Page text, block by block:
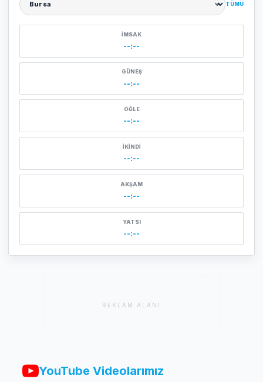
Şehir seçin
TÜMÜ
İMSAK
--:--
GÜNEŞ
--:--
ÖĞLE
--:--
İKINDI
--:--
AKŞAM
--:--
YATSI
--:--
REKLAM ALANI
YouTube Videolarımız